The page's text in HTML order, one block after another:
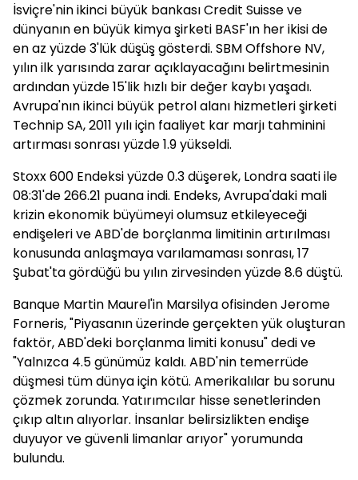
İsviçre'nin ikinci büyük bankası Credit Suisse ve
dünyanın en büyük kimya şirketi BASF'ın her ikisi de
en az yüzde 3'lük düşüş gösterdi. SBM Offshore NV,
yılın ilk yarısında zarar açıklayacağını belirtmesinin
ardından yüzde 15'lik hızlı bir değer kaybı yaşadı.
Avrupa'nın ikinci büyük petrol alanı hizmetleri şirketi
Technip SA, 2011 yılı için faaliyet kar marjı tahminini
artırması sonrası yüzde 1.9 yükseldi.
Stoxx 600 Endeksi yüzde 0.3 düşerek, Londra saati ile
08:31'de 266.21 puana indi. Endeks, Avrupa'daki mali
krizin ekonomik büyümeyi olumsuz etkileyeceği
endişeleri ve ABD'de borçlanma limitinin artırılması
konusunda anlaşmaya varılamaması sonrası, 17
Şubat'ta gördüğü bu yılın zirvesinden yüzde 8.6 düştü.
Banque Martin Maurel'in Marsilya ofisinden Jerome
Forneris, "Piyasanın üzerinde gerçekten yük oluşturan
faktör, ABD'deki borçlanma limiti konusu" dedi ve
"Yalnızca 4.5 günümüz kaldı. ABD'nin temerrüde
düşmesi tüm dünya için kötü. Amerikalılar bu sorunu
çözmek zorunda. Yatırımcılar hisse senetlerinden
çıkıp altın alıyorlar. İnsanlar belirsizlikten endişe
duyuyor ve güvenli limanlar arıyor" yorumunda
bulundu.